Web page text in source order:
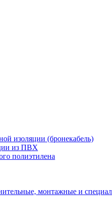
изоляции (бронекабель)
из ПВХ
полиэтилена
монтажные и